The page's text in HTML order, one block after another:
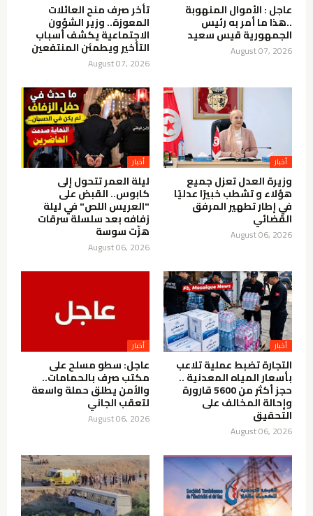
عاجل : الأموال المنهوبة
..هذا ما أمر به رئيس
الجمهورية قيس سعيد
August 07, 2026
تأخر صرف منح العائلات
المعوزة.. وزير الشؤون
الاجتماعية يكشف أسباب
التأخير ويطمئن المنتفعين
August 07, 2026
أخبار
وزيرة العدل تعزل جميع
هؤلاء و تشطب خبيرًا عدليًا
في إطار تطهير المرفق
القضائي
August 06, 2026
أخبار
ليلة العمر تتحول إلى
كابوس.. القبض على
"العريس اللص" في ليلة
زفافه بعد سلسلة سرقات
هزّت سوسة
August 06, 2026
أخبار
التجارة تضبط عملية تلاعب
بأسعار المياه المعدنية ..
حجز أكثر من 5600 قارورة
وإحالة المخالف على
التحقيق
August 06, 2026
أخبار
عاجل: سطو مسلح على
مكتب صرف بالحمامات..
والأمن يطلق حملة واسعة
لتعقب الجاني
August 06, 2026